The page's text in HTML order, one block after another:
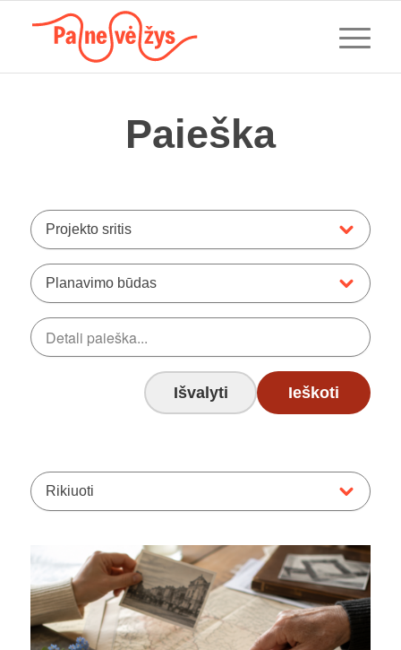
Paieška
Projekto sritis
Planavimo būdas
Išvalyti Ieškoti
Rikiuoti